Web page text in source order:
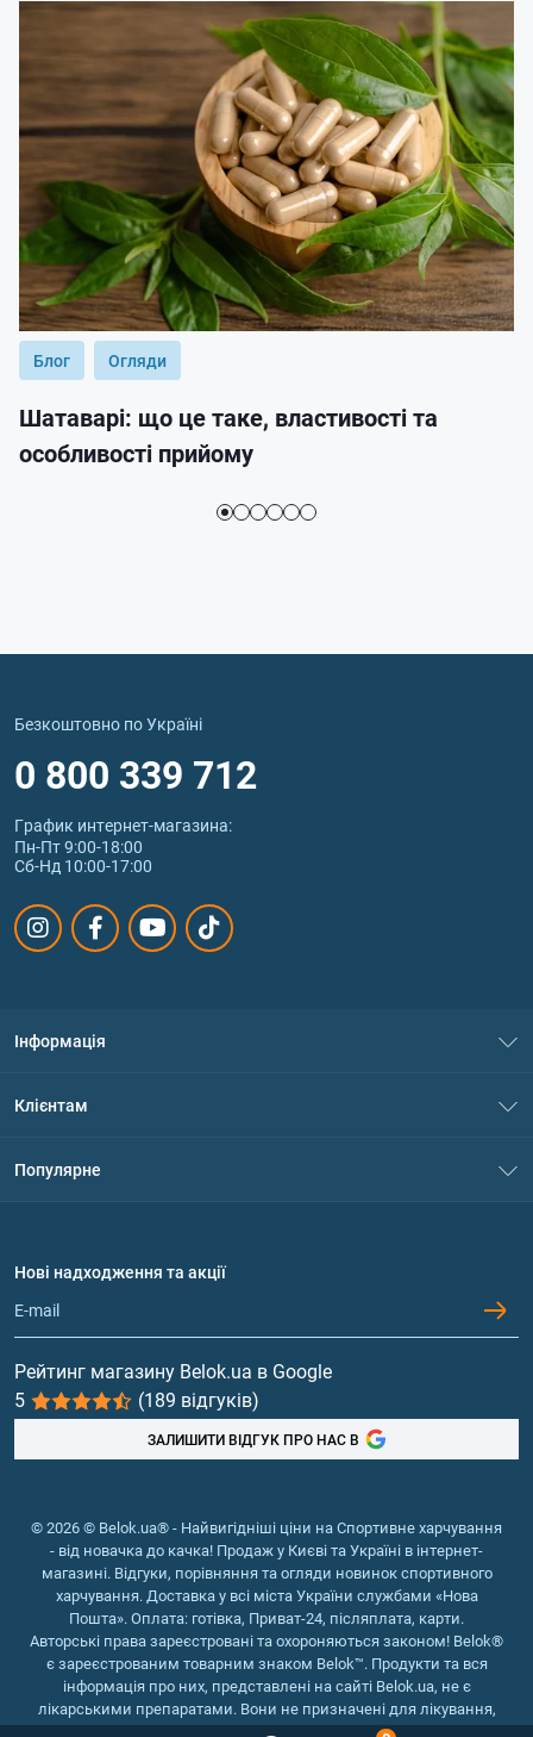
Блог Огляди
Шатаварі: що це таке, властивості та
особливості прийому
Безкоштовно по Україні
0 800 339 712
График интернет‑магазина:
Пн-Пт 9:00-18:00
Сб-Нд 10:00-17:00
Інформація
Політика конфіденційності
Обмін та повернення
Клієнтам
Популярне
Протеїн
Гейнери
Вітаміни та мінерали
Риб'ячий жир, жирні кислоти
Нові надходження та акції
Рейтинг магазину Belok.ua в Google
5
(189 відгуків)
ЗАЛИШИТИ ВІДГУК ПРО НАС В
© 2026 © Belok.ua® - Найвигідніші ціни на Спортивне харчування
- від новачка до качка! Продаж у Києві та Україні в інтернет-
магазині. Відгуки, порівняння та огляди новинок спортивного
харчування. Доставка у всі міста України службами «Нова
Пошта». Оплата: готівка, Приват-24, післяплата, карти.
Авторські права зареєстровані та охороняються законом! Belok®
є зареєстрованим товарним знаком Belok™. Продукти та вся
інформація про них, представлені на сайті Belok.ua, не є
лікарськими препаратами. Вони не призначені для лікування,
зняття симптомів та запобігання хворобам.